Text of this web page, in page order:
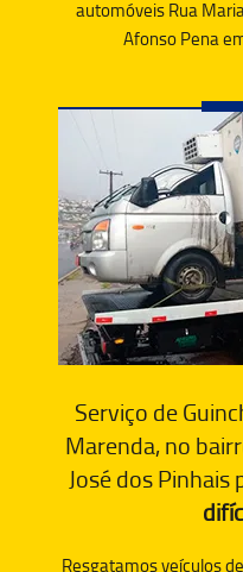
automóveis Rua
Afonso Pena
Serviço de
Marenda, no
José dos Pinhais
Resgatamos veículos